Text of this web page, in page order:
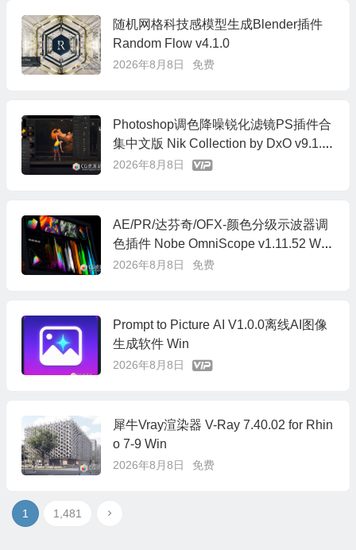
随机网格科技感模型生成Blender插件
Random Flow v4.1.0
2026年8月8日 免费
Photoshop调色降噪锐化滤镜PS插件合
集中文版 Nik Collection by DxO v9.1.0
Win/Mac
2026年8月8日
AE/PR/达芬奇/OFX-颜色分级示波器调
色插件 Nobe OmniScope v1.11.52 Win/
Mac
2026年8月8日 免费
Prompt to Picture AI V1.0.0离线AI图像
生成软件 Win
2026年8月8日
犀牛Vray渲染器 V-Ray 7.40.02 for Rhin
o 7-9 Win
2026年8月8日 免费
1 1,481